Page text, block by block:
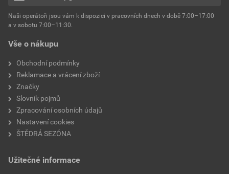
Environmentální prohlášení výrobku
Stáhnout
Velikost
hmotnost 25 kg
typ výrobku
faktor difuzního odporu
Vše o nákupu
Obchodní podmínky
Reklamace a vrácení zboží
Značky
Slovník pojmů
Zpracování osobních údajů
Nastavení cookies
ŠTĚDRÁ SEZÓNA
Užitečné informace
Naši operátoři jsou vám k dispozici v pracovních dnech v době 7:00–17:00
a v sobotu 7:00–11:30.